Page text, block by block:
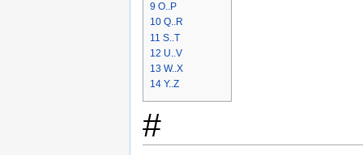
9 O..P
10 Q..R
11 S..T
12 U..V
13 W..X
14 Y..Z
#